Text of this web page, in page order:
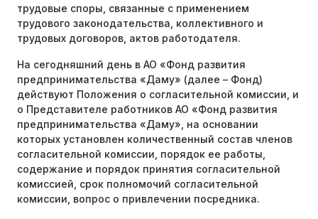
трудовые споры, связанные с применением
трудового законодательства, коллективного и
трудовых договоров, актов работодателя.
На сегодняшний день в АО «Фонд развития
предпринимательства «Даму» (далее – Фонд)
действуют Положения о согласительной комиссии, и
о Представителе работников АО «Фонд развития
предпринимательства «Даму», на основании
которых установлен количественный состав членов
согласительной комиссии, порядок ее работы,
содержание и порядок принятия согласительной
комиссией, срок полномочий согласительной
комиссии, вопрос о привлечении посредника.